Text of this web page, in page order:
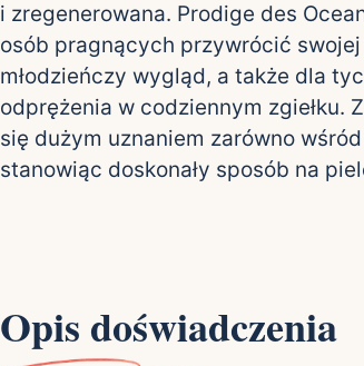
i zregenerowana. Prodige des
osób pragnących przywrócić
młodzieńczy wygląd, a także dla
odprężenia w codziennym zgiełku.
się dużym uznaniem zarówno
stanowiąc doskonały sposób na
Opis doświadczenia